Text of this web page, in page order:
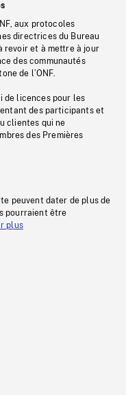
aux protocoles
directrices du Bureau
revoir et à mettre à jour
des communautés
de l’ONF.
de licences pour les
des participants et
clientes qui ne
des Premières
peuvent dater de plus de
pourraient être
plus